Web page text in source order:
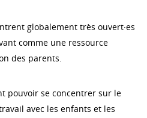
globalement très ouvert·es
comme une ressource
des parents.
pouvoir se concentrer sur le
avec les enfants et les